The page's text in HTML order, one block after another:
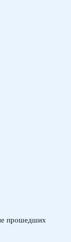
прошедших